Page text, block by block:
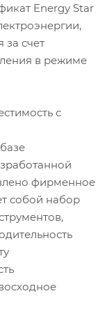
Energy Star
за счет
в режиме
с
фирменное
собой набор